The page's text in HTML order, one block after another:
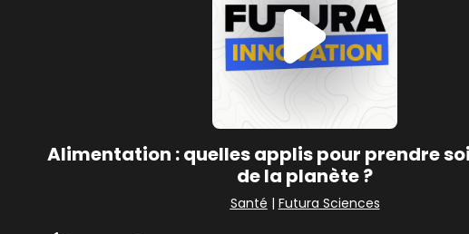
Alimentation : quelles applis pour prendre
de la planète ?
Santé | Futura Sciences